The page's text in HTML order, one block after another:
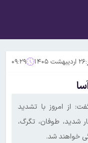
۲۶ اردیبهشت ۱۴۰۵ ۰۹:۲۹
از امروز با تشدید
رگبار شدید، طوفان، تگرگ،
خواهند شد.